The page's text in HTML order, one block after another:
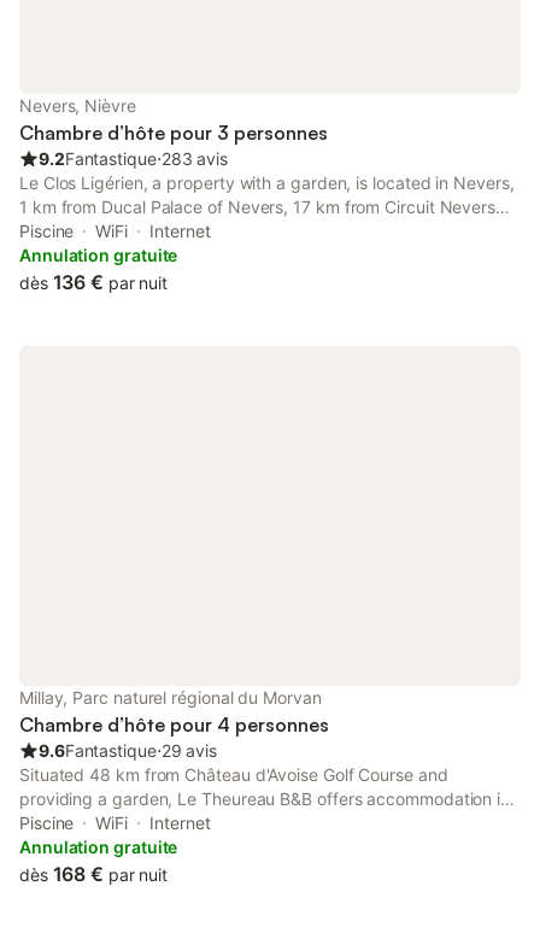
Nevers, Nièvre
Chambre d’hôte pour 3 personnes
9.2Fantastique⋅283 avis
Le Clos Ligérien, a property with a garden, is located in Nevers,
1 km from Ducal Palace of Nevers, 17 km from Circuit Nevers
Magny Cours, as well as less than 1 km from Nevers Cathedral.
The property features river and garden views, and is 1.
Piscine WiFi
Internet
Annulation gratuite
dès 136 € par nuit
Millay, Parc naturel régional du Morvan
Chambre d’hôte pour 4 personnes
9.6Fantastique⋅29 avis
Situated 48 km from Château d'Avoise Golf Course and
providing a garden, Le Theureau B&B offers accommodation in
Millay. It is located 33 km from Autun Golf Course and features
luggage storage space.
Piscine WiFi
Internet
Annulation gratuite
dès 168 € par nuit